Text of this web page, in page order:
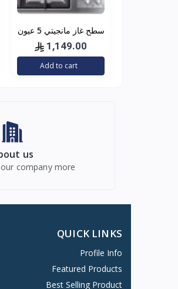
سطح غاز مانجيتي 5 عيون
شبك ثقيل 90 سم ايطالي
1,149.00
Add to cart
us
company more.
QUICK LINKS
Profile Info
Featured Products
Best Selling Product